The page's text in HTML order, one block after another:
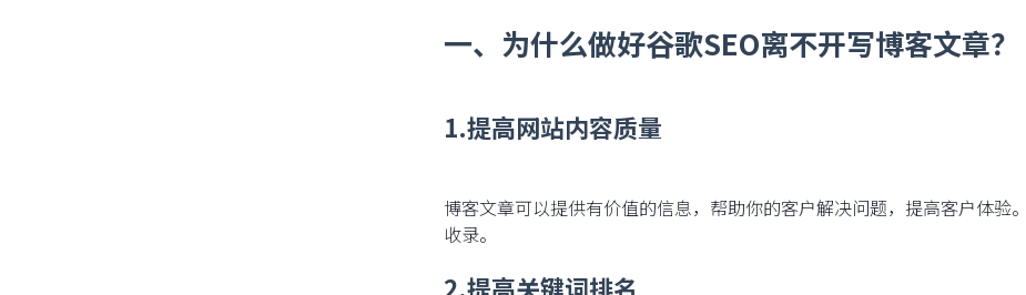
一、为什么做好谷歌SEO离不开写博客文章？
1.提高网站内容质量
博客文章可以提供有价值的信息，帮助你的客户解决问题，提高客户体验
收录。
2.提高关键词排名